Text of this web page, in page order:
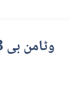
وٹامن بی 3: فوائد، مقدار اور احتیاط